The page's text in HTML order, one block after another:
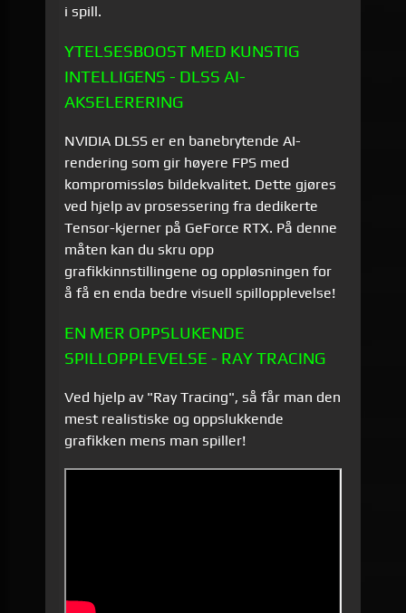
i spill.
YTELSESBOOST MED KUNSTIG
INTELLIGENS - DLSS AI-
AKSELERERING
NVIDIA DLSS er en banebrytende AI-
rendering som gir høyere FPS med
kompromissløs bildekvalitet. Dette gjøres
ved hjelp av prosessering fra dedikerte
Tensor-kjerner på GeForce RTX. På denne
måten kan du skru opp
grafikkinnstillingene og oppløsningen for
å få en enda bedre visuell spillopplevelse!
EN MER OPPSLUKENDE
SPILLOPPLEVELSE - RAY TRACING
Ved hjelp av "Ray Tracing", så får man den
mest realistiske og oppslukkende
grafikken mens man spiller!